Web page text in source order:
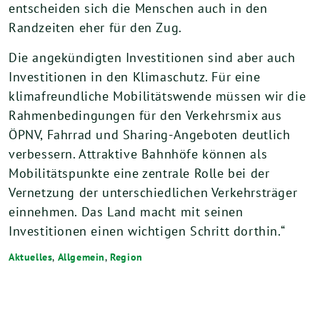
entscheiden sich die Menschen auch in den
Randzeiten eher für den Zug.
Die angekündigten Investitionen sind aber auch
Investitionen in den Klimaschutz. Für eine
klimafreundliche Mobilitätswende müssen wir die
Rahmenbedingungen für den Verkehrsmix aus
ÖPNV, Fahrrad und Sharing-Angeboten deutlich
verbessern. Attraktive Bahnhöfe können als
Mobilitätspunkte eine zentrale Rolle bei der
Vernetzung der unterschiedlichen Verkehrsträger
einnehmen. Das Land macht mit seinen
Investitionen einen wichtigen Schritt dorthin.“
Aktuelles, Allgemein,Region